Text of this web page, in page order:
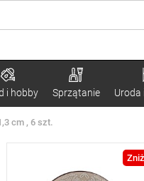
i hobby Sprzątanie Uroda
cm , 6 szt.